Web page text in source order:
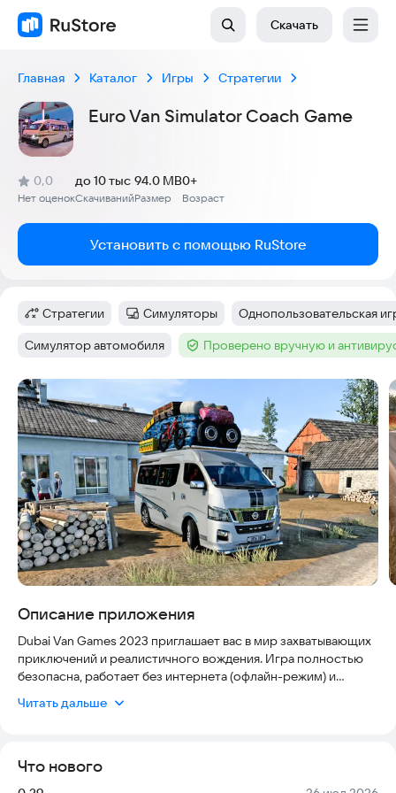
Скачать
Главная Каталог Игры Стратегии
Euro Van Simulator Coach Game
Рейтинг:
0,0
(
Нет оценок
)
Скачиваний
до 10 тыс
Размер
94.0 MB
Возраст
0+
Установить с помощью RuStore
Категория:
Стратегии Категория:
Симуляторы Тег:
Однопользовательская
Тег:
Симулятор автомобиля Тег :Проверено вручную и
Скриншоты
Описание приложения
Dubai Van Games 2023 приглашает вас в мир захватывающих
приключений и реалистичного вождения. Игра полностью
безопасна, работает без интернета (офлайн-режим) и
планшетов. В этом проекте вы станете не просто
управление разными типами фургонов, включая
Читать дальше
Что нового